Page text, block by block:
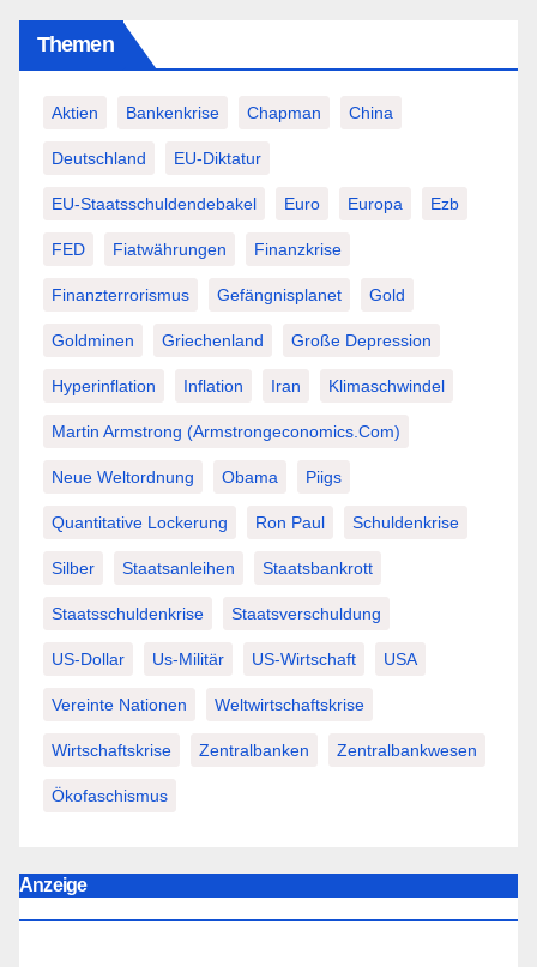
Themen
Aktien Bankenkrise Chapman China
Deutschland EU-Diktatur
EU-Staatsschuldendebakel Euro Europa Ezb
FED Fiatwährungen Finanzkrise
Finanzterrorismus Gefängnisplanet Gold
Goldminen Griechenland Große Depression
Hyperinflation Inflation Iran Klimaschwindel
Martin Armstrong (Armstrongeconomics.com)
Neue Weltordnung Obama Piigs
Quantitative Lockerung Ron Paul Schuldenkrise
Silber Staatsanleihen Staatsbankrott
Staatsschuldenkrise Staatsverschuldung
US-Dollar Us-Militär US-Wirtschaft USA
Vereinte Nationen Weltwirtschaftskrise
Wirtschaftskrise Zentralbanken Zentralbankwesen
Ökofaschismus
Anzeige